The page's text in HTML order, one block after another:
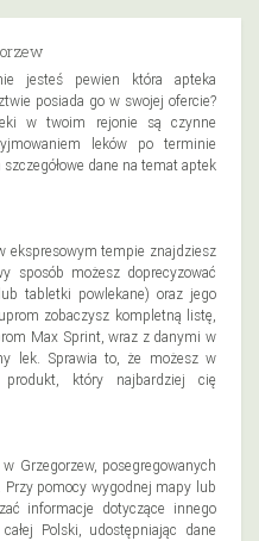
jesteś pewien która apteka
posiada go w swojej ofercie?
w twoim rejonie są czynne
leków po terminie
dane na temat aptek
ekspresowym tempie znajdziesz
sposób możesz doprecyzować
tabletki powlekane) oraz jego
zobaczysz kompletną listę,
Max Sprint, wraz z danymi w
lek. Sprawia to, że możesz w
który najbardziej cię
Grzegorzew, posegregowanych
Przy pomocy wygodnej mapy lub
informacje dotyczące innego
Polski, udostępniając dane